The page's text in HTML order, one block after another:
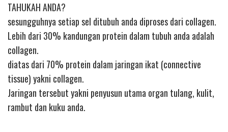
TAHUKAH ANDA?
sesungguhnya setiap sel ditubuh anda diproses dari collagen.
Lebih dari 30% kandungan protein dalam tubuh anda adalah
collagen.
diatas dari 70% protein dalam jaringan ikat (connective
tissue) yakni collagen.
Jaringan tersebut yakni penyusun utama organ tulang, kulit,
rambut dan kuku anda.